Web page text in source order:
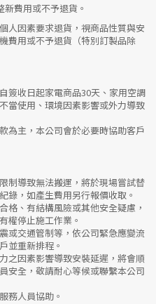
費用或不予退貨。
人因素要求退貨，視商品性質與安
費用或不予退貨（特別訂製品除
簽收日起家電商品30天、家用空調
當使用、環境因素影響或外力導致
為主，本公司會於必要時協助客戶
制導致無法搬運，將於現場嘗試替
錄，如產生費用另行報價收取。
格、有結構風險或其他安全疑慮，
權停止施工作業。
或交通管制等，依公司緊急應變流
並重新排程。
之因素影響導致安裝延遲，將會順
安全，敬請耐心等候或聯繫本公司
務人員協助。